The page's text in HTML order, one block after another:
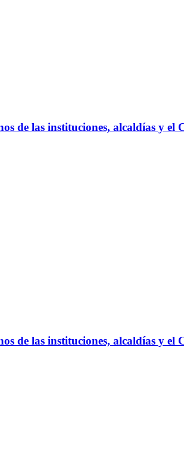
de las instituciones, alcaldías y el
de las instituciones, alcaldías y el